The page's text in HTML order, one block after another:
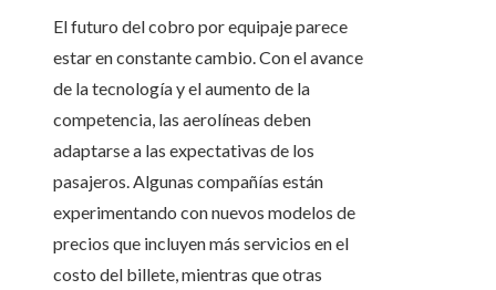
El futuro del cobro por equipaje parece
estar en constante cambio. Con el avance
de la tecnología y el aumento de la
competencia, las aerolíneas deben
adaptarse a las expectativas de los
pasajeros. Algunas compañías están
experimentando con nuevos modelos de
precios que incluyen más servicios en el
costo del billete, mientras que otras